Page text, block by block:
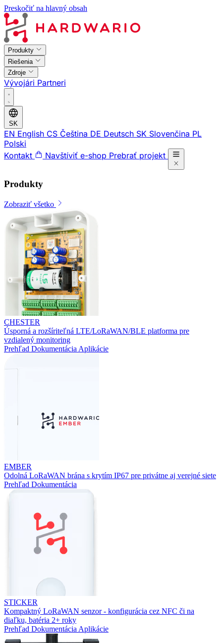
Preskočiť na hlavný obsah
Produkty
Riešenia
Zdroje
Vývojári Partneri
SK
EN English CS Čeština DE Deutsch SK Slovenčina PL
Polski
Kontakt
Navštíviť e-shop Prebrať projekt
Produkty
Zobraziť všetko
CHESTER
Úsporná a rozšíriteľná LTE/LoRaWAN/BLE platforma pre
vzdialený monitoring
Prehľad Dokumentácia Aplikácie
EMBER
Odolná LoRaWAN brána s krytím IP67 pre privátne aj verejné siete
Prehľad Dokumentácia
STICKER
Kompaktný LoRaWAN senzor - konfigurácia cez NFC či na
diaľku, batéria 2+ roky
Prehľad Dokumentácia Aplikácie